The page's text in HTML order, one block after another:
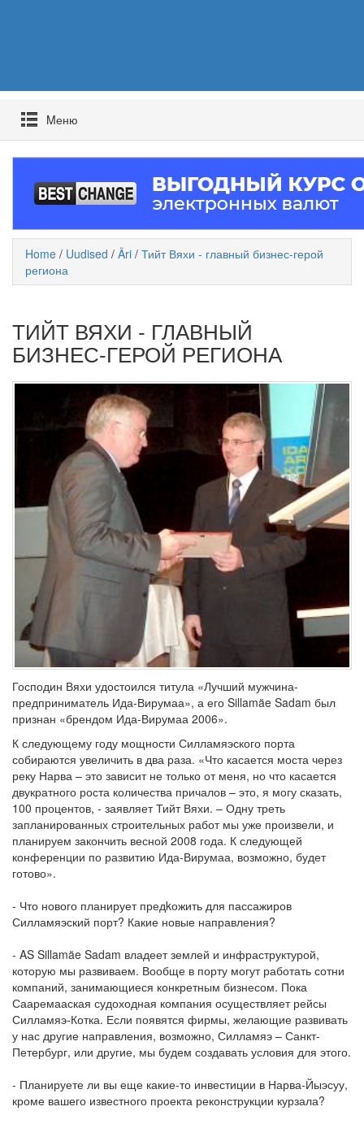
Mеню
Home / Uudised / Äri / Тийт Вяхи - главный бизнес-герой
региона
ТИЙТ ВЯХИ - ГЛАВНЫЙ
БИЗНЕС-ГЕРОЙ РЕГИОНА
Господин Вяхи удостоился титула «Лучший мужчина-
предприниматель Ида-Вирумаа», а его Sillamäe Sadam был
признан «брендом Ида-Вирумаа 2006».
К следующему году мощности Силламяэского порта
собираются увеличить в два раза. «Что касается моста через
реку Нарва – это зависит не только от меня, но что касается
двукратного роста количества причалов – это, я могу сказать,
100 процентов, - заявляет Тийт Вяхи. – Одну треть
запланированных строительных работ мы уже произвели, и
планируем закончить весной 2008 года. К следующей
конференции по развитию Ида-Вирумаа, возможно, будет
готово».
- Что нового планирует предkожить для пассажиров
Силламяэский порт? Какие новые направления?
- AS Sillamäe Sadam владеет землей и инфраструктурой,
которую мы развиваем. Вообще в порту могут работать сотни
компаний, занимающиеся конкретным бизнесом. Пока
Сааремааская судоходная компания осуществляет рейсы
Силламяэ-Котка. Если появятся фирмы, желающие развивать
у нас другие направления, возможно, Силламяэ – Санкт-
Петербург, или другие, мы будем создавать условия для этого.
- Планируете ли вы еще какие-то инвестиции в Нарва-Йыэсуу,
кроме вашего известного проекта реконструкции курзала?